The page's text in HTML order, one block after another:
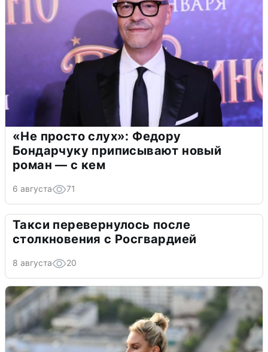
«Не просто слух»: Федору
Бондарчуку приписывают новый
роман — с кем
6 августа 71
Такси перевернулось после
столкновения с Росгвардией
8 августа 20